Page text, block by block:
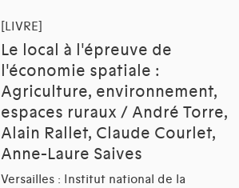
[LIVRE]
Le local à l'épreuve de
l'économie spatiale :
Agriculture, environnement,
espaces ruraux / André Torre,
Alain Rallet, Claude Courlet,
Anne-Laure Saives
Versailles : Institut national de la